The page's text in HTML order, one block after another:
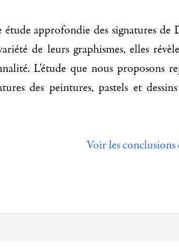
approfondie des signatures de
de leurs graphismes, elles
L'étude que nous proposons
des peintures, pastels et
Voir les conclusions